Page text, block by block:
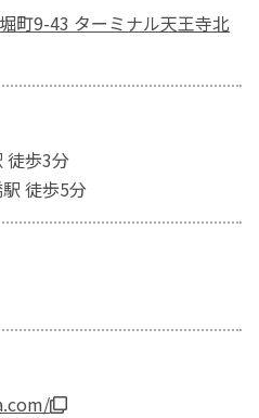
町9-43 ターミナル天王寺北
徒歩3分
徒歩5分